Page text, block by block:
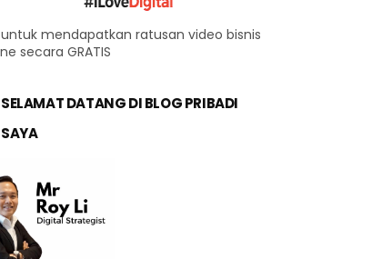
untuk mendapatkan ratusan video bisnis
secara GRATIS
SELAMAT DATANG DI BLOG PRIBADI
SAYA